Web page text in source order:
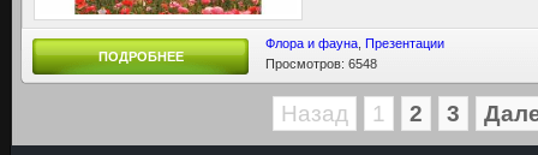
ПОДРОБНЕЕ
Флора и фауна Презентации
Просмотров: 6548
Назад 1 2 3